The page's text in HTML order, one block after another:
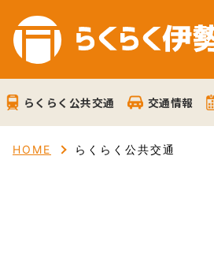
らくらく公共交通 交通情報
HOME らくらく公共交通